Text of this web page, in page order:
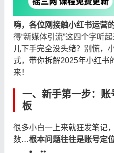
嗨，各位刚接触小红书运营
得“新媒体引流”这四个字听
儿下手完全没头绪？别慌，
式，带你拆解2025年小红书
来！
一、新手第一步：
板
很多小白一上来就狂发笔记
数…根本问题往往是账号定
••